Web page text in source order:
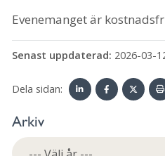
Evenemanget är
Senast uppdaterad: 2026-03-
Dela sidan:
Arkiv